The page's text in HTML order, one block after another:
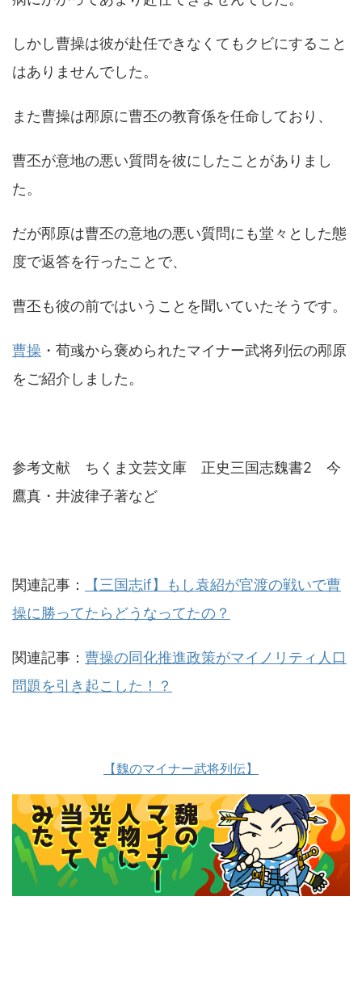
しかし曹操は彼が赴任できなくてもクビにすること
はありませんでした。
また曹操は邴原に曹丕の教育係を任命しており、
曹丕が意地の悪い質問を彼にしたことがありまし
た。
だが邴原は曹丕の意地の悪い質問にも堂々とした態
度で返答を行ったことで、
曹丕も彼の前ではいうことを聞いていたそうです。
曹操 ・荀彧から褒められたマイナー武将列伝の邴原
をご紹介しました。
参考文献 ちくま文芸文庫 正史三国志魏書2 今
鷹真・井波律子著など
関連記事：
【三国志if】もし袁紹が官渡の戦いで曹
操に勝ってたらどうなってたの？
関連記事： 曹操の同化推進政策がマイノリティ人口
問題を引き起こした！？
【魏のマイナー武将列伝】